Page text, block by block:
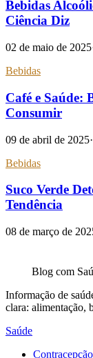
Bebidas
Ciência Diz
02 de maio de 2025
Bebidas
Café e Saúde:
Consumir
09 de abril de 2025·
Bebidas
Suco Verde
Tendência
08 de março de
Blog com
Informação de
clara: alimentação,
Saúde
Contracepção